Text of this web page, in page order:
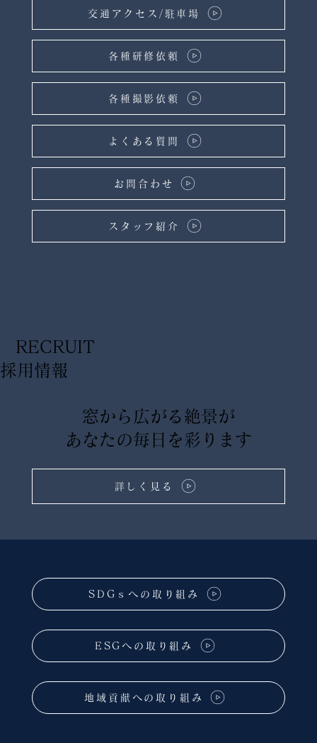
SDGｓへの取り組み
ESGへの取り組み
地域貢献への取り組み
よくある質問
スタッフ紹介
お問合わせ
各種撮影依頼
各種研修依頼
交通アクセス/駐車場
窓から広がる絶景が
あなたの毎日を彩ります
RECRUIT
詳しく見る
​採用情報